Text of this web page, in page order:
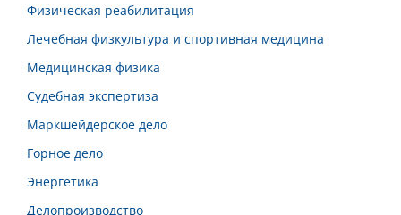
Физическая реабилитация
Лечебная физкультура и спортивная медицина
Медицинская физика
Судебная экспертиза
Маркшейдерское дело
Горное дело
Энергетика
Делопроизводство